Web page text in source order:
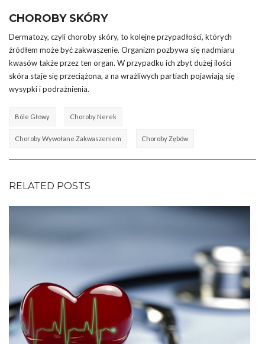
CHOROBY SKÓRY
Dermatozy, czyli choroby skóry, to kolejne przypadłości, których
źródłem może być zakwaszenie. Organizm pozbywa się nadmiaru
kwasów także przez ten organ. W przypadku ich zbyt dużej ilości
skóra staje się przeciążona, a na wrażliwych partiach pojawiają się
wysypki i podrażnienia.
Bóle Głowy Choroby Nerek
Choroby Wywołane Zakwaszeniem Choroby Zębów
RELATED POSTS